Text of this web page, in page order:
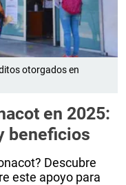
otorgados en
en 2025:
beneficios
Descubre
este apoyo para